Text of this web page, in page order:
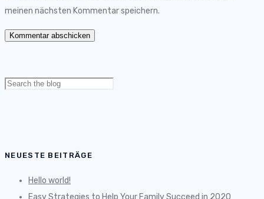
meinen nächsten Kommentar speichern.
Search
NEUESTE BEITRÄGE
Hello world!
Easy Strategies to Help Your Family Succeed in 2020